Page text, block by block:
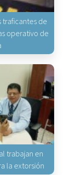
traficantes de
operativo de
trabajan en
la extorsión